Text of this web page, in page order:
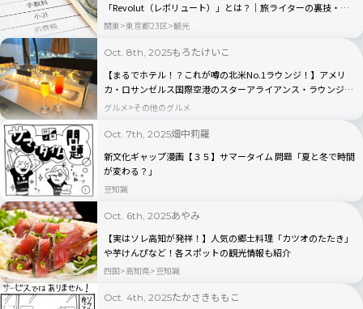
「Revolut（レボリュート）」とは？｜旅ライターの裏技・愛
用品教えます
関東 東京都23区 観光
Oct. 8th, 2025もろたけいこ
【まるでホテル！？これが噂の北米No.1ラウンジ！】アメリ
カ・ロサンゼルス国際空港のスターアライアンス・ラウンジの
魅力を全公開！
グルメ その他のグルメ
Oct. 7th, 2025畑中莉羅
新文化ギャップ漫画【３５】サマータイム 問題「夏と冬で時間
が変わる？」
豆知識
Oct. 6th, 2025あやみ
【実はソレ高知が発祥！】人気の郷土料理「カツオのたたき」
や芋けんぴなど！各スポットの観光情報も紹介
四国 高知県 豆知識
Oct. 4th, 2025たかさきももこ